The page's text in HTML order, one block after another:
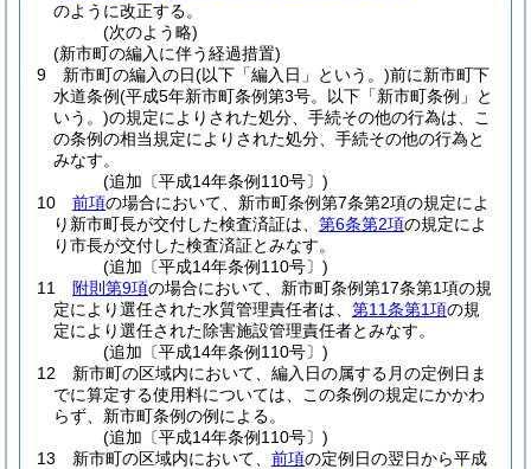
のように改正する。
(次のよう略)
(新市町の編入に伴う経過措置)
9
新市町の編入の日(以下「編入日」という。)前に新市町下
水道条例(平成5年新市町条例第3号。以下「新市町条例」と
いう。)の規定によりされた処分、手続その他の行為は、こ
の条例の相当規定によりされた処分、手続その他の行為と
みなす。
(追加〔平成14年条例110号〕)
10
前項の場合において、新市町条例第7条第2項の規定によ
り新市町長が交付した検査済証は、 第6条第2項の規定によ
り市長が交付した検査済証とみなす。
(追加〔平成14年条例110号〕)
11
附則第9項の場合において、新市町条例第17条第1項の規
定により選任された水質管理責任者は、 第11条第1項の規
定により選任された除害施設管理責任者とみなす。
(追加〔平成14年条例110号〕)
12
新市町の区域内において、編入日の属する月の定例日ま
でに算定する使用料については、この条例の規定にかかわ
らず、新市町条例の例による。
(追加〔平成14年条例110号〕)
13
新市町の区域内において、 前項の定例日の翌日から平成